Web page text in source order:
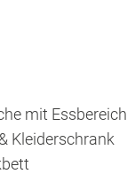
mit Essbereich
Kleiderschrank